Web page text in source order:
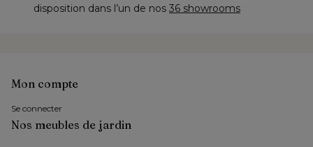
disposition dans l’un de nos 36 showrooms
Nos meubles de jardin
Mon compte
Se connecter